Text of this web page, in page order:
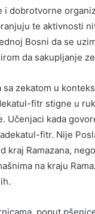
i dobrotvorne
te aktivnosti
Bosni da se
da sakupljanje
zekatom u
fitr stigne u
Učenjaci kada
fitr. Nije
kraj Ramazana,
na kraju